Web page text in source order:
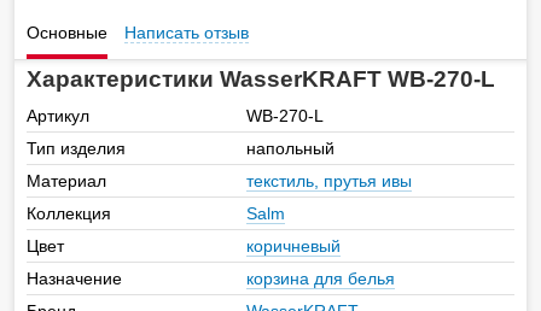
Основные Написать отзыв
Характеристики WasserKRAFT WB-270-L
Артикул
WB-270-L
Тип изделия
напольный
Материал
текстиль, прутья ивы
Коллекция
Salm
Цвет
коричневый
Назначение
корзина для белья